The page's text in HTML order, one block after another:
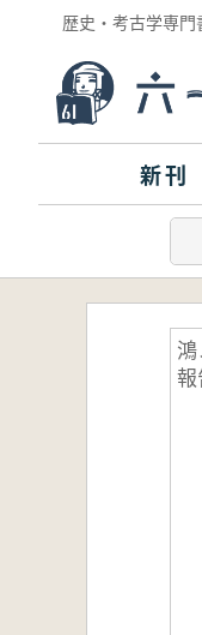
歴史・考古学専
新刊